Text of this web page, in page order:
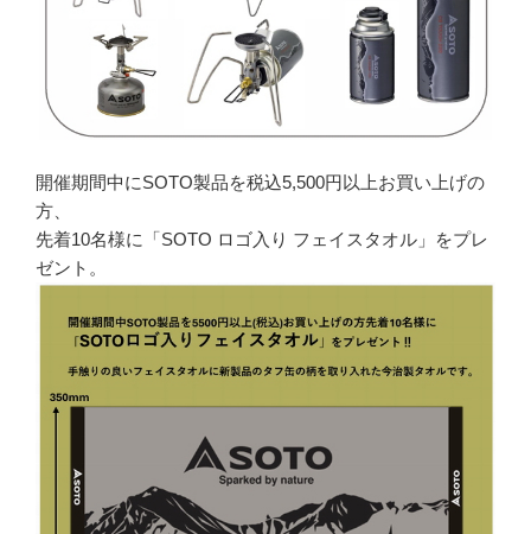
開催期間中にSOTO製品を税込5,500円以上お買い上げの
方、
先着10名様に「SOTO ロゴ入り フェイスタオル」をプレ
ゼント。